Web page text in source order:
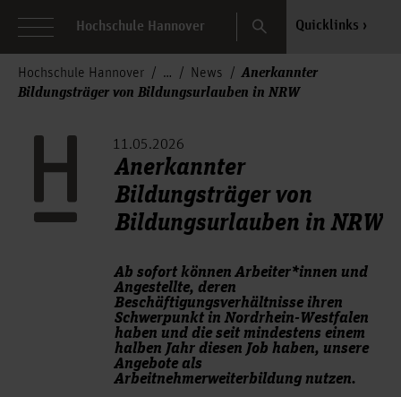
Hochschule Hannover Search Quicklinks
Hochschule Hannover News
Anerkannter
Bildungsträger von Bildungsurlauben in NRW
11.05.2026
Anerkannter
Bildungsträger von
Bildungsurlauben in NRW
Ab sofort können Arbeiter*innen und
Angestellte, deren
Beschäftigungsverhältnisse ihren
Schwerpunkt in Nordrhein-Westfalen
haben und die seit mindestens einem
halben Jahr diesen Job haben, unsere
Angebote als
Arbeitnehmerweiterbildung nutzen.